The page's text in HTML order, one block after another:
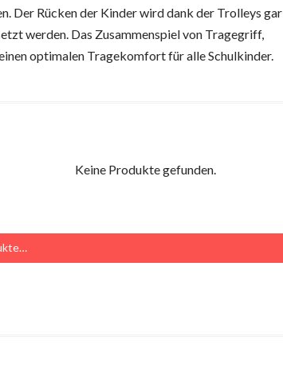
Der Rücken der Kinder wird dank der Trolleys gar
werden. Das Zusammenspiel von Tragegriff,
optimalen Tragekomfort für alle Schulkinder.
Keine Produkte gefunden.